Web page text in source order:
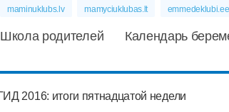
maminuklubs.lv mamyciuklubas.lt emmedeklubi.ee
Школа родителей Календарь